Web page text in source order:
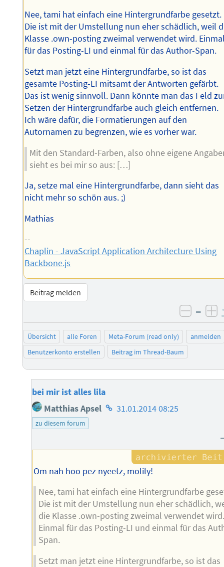
Nee, tami hat einfach eine Hintergrundfarbe gesetzt.
Die ist mit der Umstellung nun eher schädlich, weil
Klasse .own-posting zweimal verwendet wird.
für das Posting-LI und einmal für das Author-Span.
Setzt man jetzt eine Hintergrundfarbe, so ist das
gesamte Posting-LI mitsamt der Antworten gefärbt.
Das ist wenig sinnvoll. Dann könnte man das Feld
Setzen der Hintergrundfarbe auch gleich entfernen.
Ich wäre dafür, die Formatierungen auf den
Autornamen zu begrenzen, wie es vorher war.
Mit den Standard-Farben, also ohne eigene
sieht es bei mir so aus: […]
Ja, setze mal eine Hintergrundfarbe, dann sieht das
nicht mehr so schön aus. ;)
Mathias
--
Chaplin - JavaScript Application Architecture Using
Backbone.js
Beitrag melden
–
Übersicht alle Foren Meta-Forum (read only)
anmelden
Benutzerkonto erstellen
Beitrag im Thread-Baum
bei mir ist alles lila
Matthias Apsel Homepage
31.01.2014 08:25
zu diesem forum
Om nah hoo pez nyeetz, molily!
Nee, tami hat einfach eine Hintergrundfarbe
Die ist mit der Umstellung nun eher schädlich,
die Klasse .own-posting zweimal verwendet wird.
Einmal für das Posting-LI und einmal für das
Span.
Setzt man jetzt eine Hintergrundfarbe, so ist das